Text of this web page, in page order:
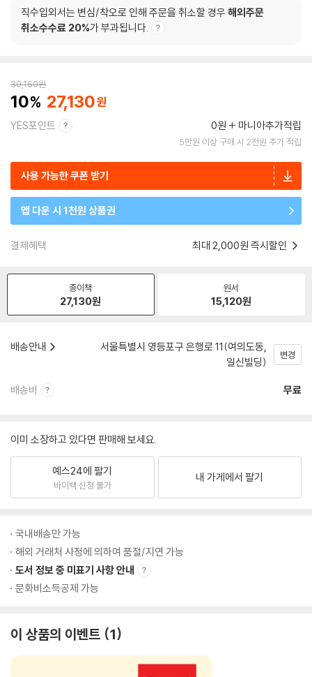
직수입외서는 변심/착오로 인해 주문을 취소할 경우 해외주문
취소수수료 20%가 부과됩니다.
30,150원
10 27,130
YES포인트 0원 마니아추가적립
5만원 이상 구매 시 2천원 추가 적립
사용 가능한 쿠폰 받기
앱 다운 시 1천원 상품권
결제혜택 최대 2,000원 즉시할인
종이책
27,130원
원서
15,120원
배송안내
서울특별시 영등포구 은행로 11(여의도동,
일신빌딩)
변경
배송비 무료
이미 소장하고 있다면 판매해 보세요.
예스24에 팔기
바이백 신청 불가
내 가게에서 팔기
국내배송만 가능
해외 거래처 사정에 의하여 품절/지연 가능
도서 정보 중 미표기 사항 안내
문화비소득공제 가능
이 상품의 이벤트 1